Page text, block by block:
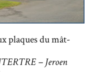
plaques du mât-
– Jeroen